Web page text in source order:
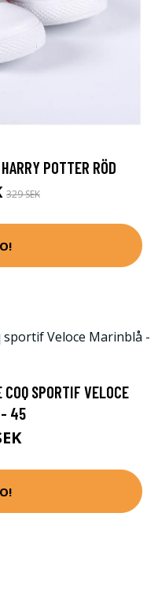
POTTER RÖD
329 SEK
SPORTIF VELOCE
- 45